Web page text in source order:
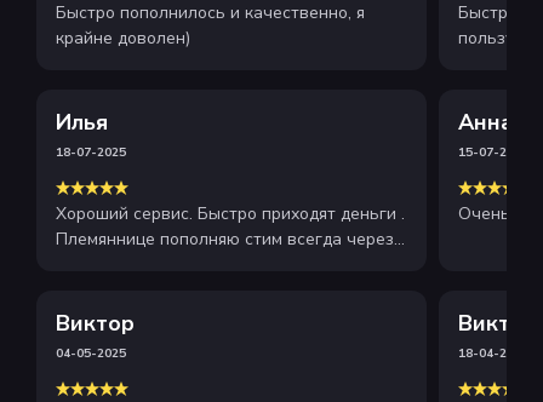
Быстро пополнилось и качественно, я
крайне доволен)
Быстрое
Илья
18-07-2025
Хороший сервис. Быстро приходят деньги .
Племяннице пополняю стим всегда через
Анна
15-07-2025
Очень
Виктор
04-05-2025
Виктор
18-04-2025